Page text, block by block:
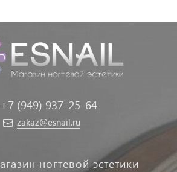
+7 (949) 937-25-64
zakaz@esnail.ru
ногтевой эстетики